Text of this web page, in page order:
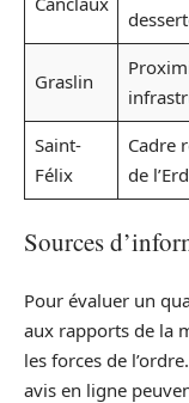
Graslin
Saint-
Félix
Cadre
de
Sources
Pour évaluer un
aux rapports de la
les forces de
avis en ligne